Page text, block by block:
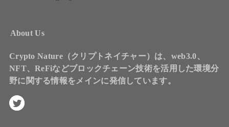
About Us
Crypto Nature（クリプトネイチャー）は、web3.0、
NFT、ReFiなどブロックチェーン技術を活用した環境分
野に関する情報をメインに発信しています。